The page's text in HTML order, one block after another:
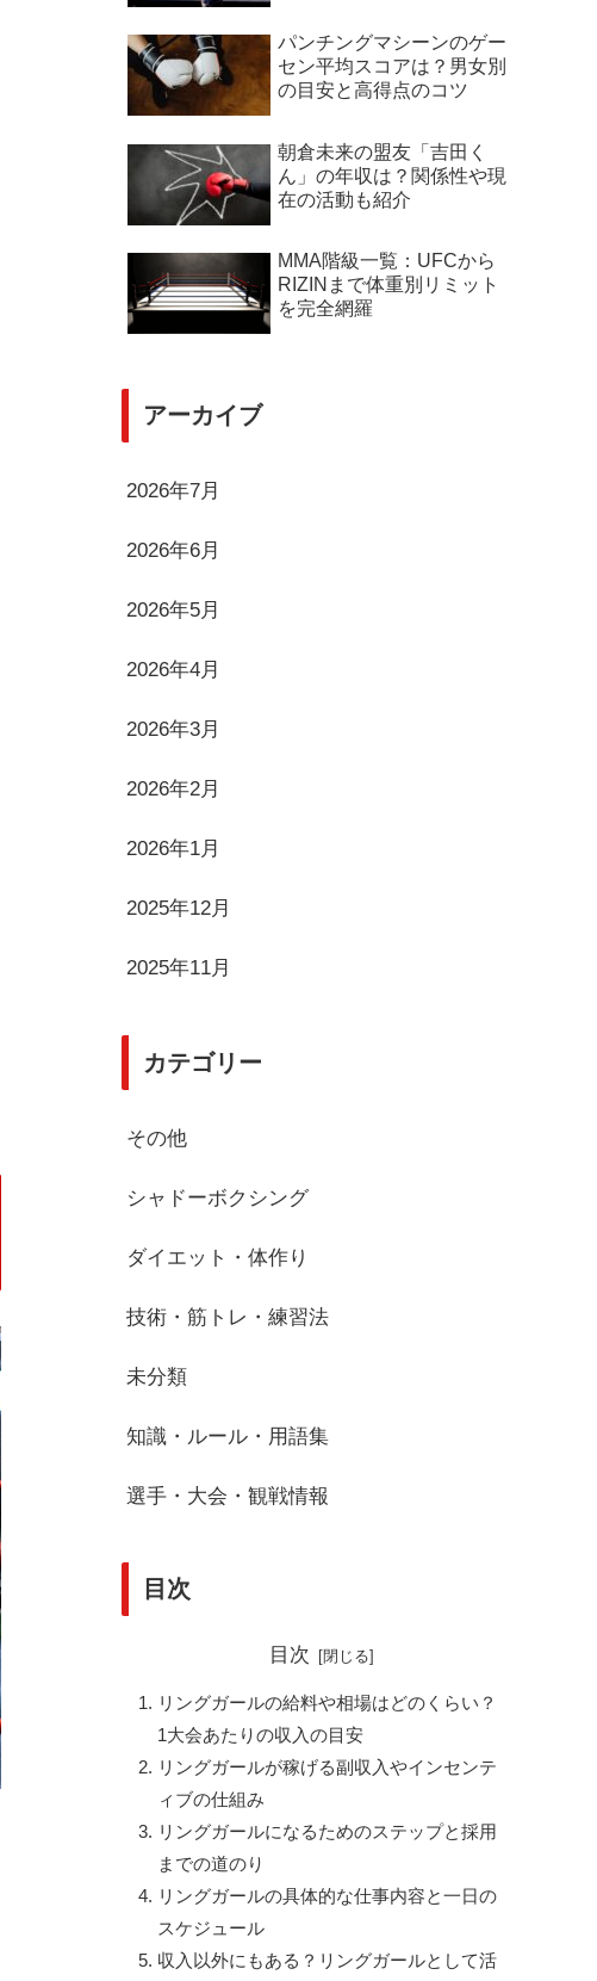
パンチングマシーンのゲー
セン平均スコアは？男女別
の目安と高得点のコツ
朝倉未来の盟友「吉田く
ん」の年収は？関係性や現
在の活動も紹介
MMA階級一覧：UFCから
RIZINまで体重別リミット
を完全網羅
アーカイブ
2026年7月
2026年6月
2026年5月
2026年4月
2026年3月
2026年2月
2026年1月
2025年12月
2025年11月
カテゴリー
その他
シャドーボクシング
ダイエット・体作り
技術・筋トレ・練習法
未分類
知識・ルール・用語集
選手・大会・観戦情報
目次
目次
リングガールの給料や相場はどのくらい？
1大会あたりの収入の目安
リングガールが稼げる副収入やインセンテ
ィブの仕組み
リングガールになるためのステップと採用
までの道のり
リングガールの具体的な仕事内容と一日の
スケジュール
収入以外にもある？リングガールとして活